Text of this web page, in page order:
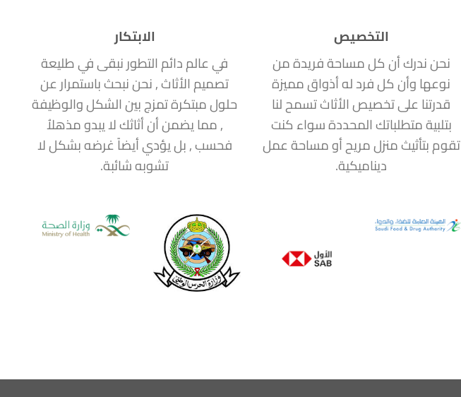
التخصيص
نحن ندرك أن كل مساحة فريدة من
نوعها وأن كل فرد له أذواق مميزة
قدرتنا على تخصيص الأثاث تسمح لنا
بتلبية متطلباتك المحددة سواء كنت
تقوم بتأثيث منزل مريح أو مساحة عمل
ديناميكية.
الابتكار
في عالم دائم التطور نبقى في طليعة
تصميم الأثاث , نحن نبحث باستمرار عن
حلول مبتكرة تمزج بين الشكل والوظيفة
, مما يضمن أن أثاثك لا يبدو مذهلاُ
فحسب , بل يؤدي أيضاً غرضه بشكل لا
تشوبه شائبة.